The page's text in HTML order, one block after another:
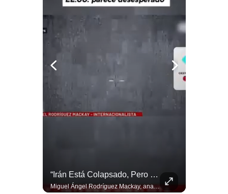
Fotogalerías
gestion.pe
“Irán Está Colapsado, Pero EE.UU. Parece Desesperado” | #radar24
Miguel Ángel Rodríguez Mackay, analista internacional, sostiene que las negociaciones fueron impulsadas por Irán y no por Estados Unidos. Según su análisis, Teherán estaría debilitado militar y económicamente, aunque la narrativa internacional presenta a Trump como el líder desesperado por terminar una guerra que no puede ganar. #Geopolitica #Iran #DonaldTrump #RodriguezMackay #EEUU #NoticiasInternacionales #PoliticaInternacional #AnalisisGeopolitico #Shorts 👉 Suscríbete y activa la campana para no perderte nuestro análisis diario. 🌎 Síguenos en nuestras redes sociales: 📌 Web oficial: https://gestion.pe/mundo/ 📌 LinkedIn: http://bit.ly/3HYIET0 📌 X (Twitter): http://bit.ly/4noZtX9 📌 TikTok: http://bit.ly/4evB6TO